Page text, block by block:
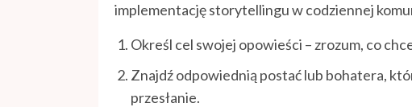
implementację storytellingu w codziennej
Określ cel swojej opowieści – zrozum, co
Znajdź odpowiednią postać lub bohatera,
przesłanie.